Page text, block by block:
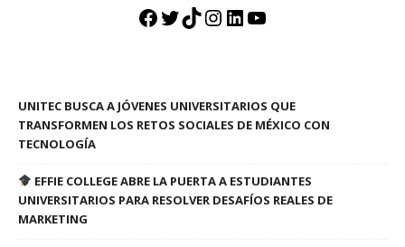
Facebook
Twitter
TikTok
Instagram
LinkedIn
YouTube
UNITEC BUSCA A JÓVENES UNIVERSITARIOS QUE
TRANSFORMEN LOS RETOS SOCIALES DE MÉXICO CON
TECNOLOGÍA
EFFIE COLLEGE ABRE LA PUERTA A ESTUDIANTES
UNIVERSITARIOS PARA RESOLVER DESAFÍOS REALES DE
MARKETING